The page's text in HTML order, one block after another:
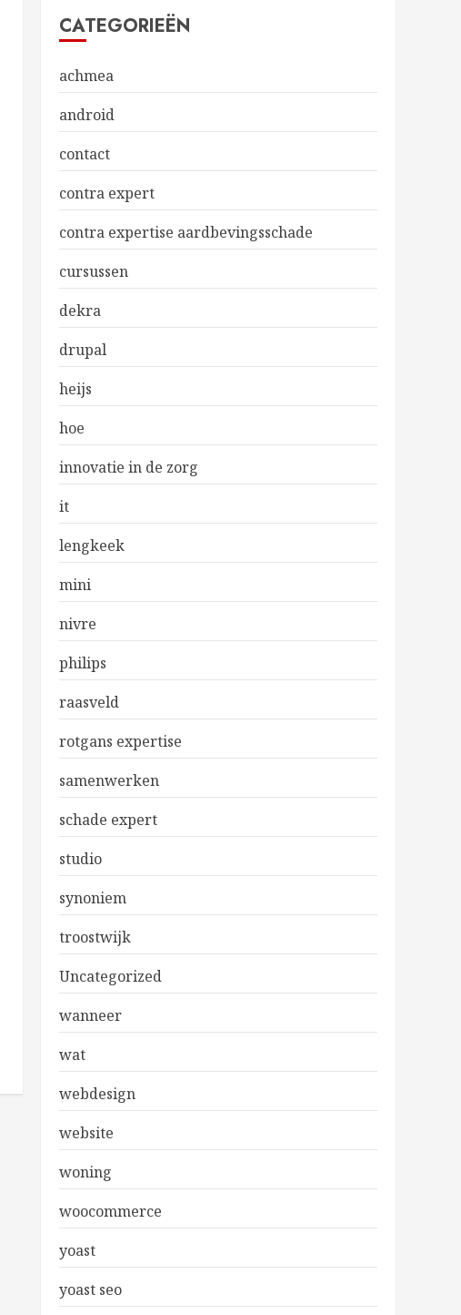
CATEGORIEËN
achmea
android
contact
contra expert
contra expertise aardbevingsschade
cursussen
dekra
drupal
heijs
hoe
innovatie in de zorg
it
lengkeek
mini
nivre
philips
raasveld
rotgans expertise
samenwerken
schade expert
studio
synoniem
troostwijk
Uncategorized
wanneer
wat
webdesign
website
woning
woocommerce
yoast
yoast seo